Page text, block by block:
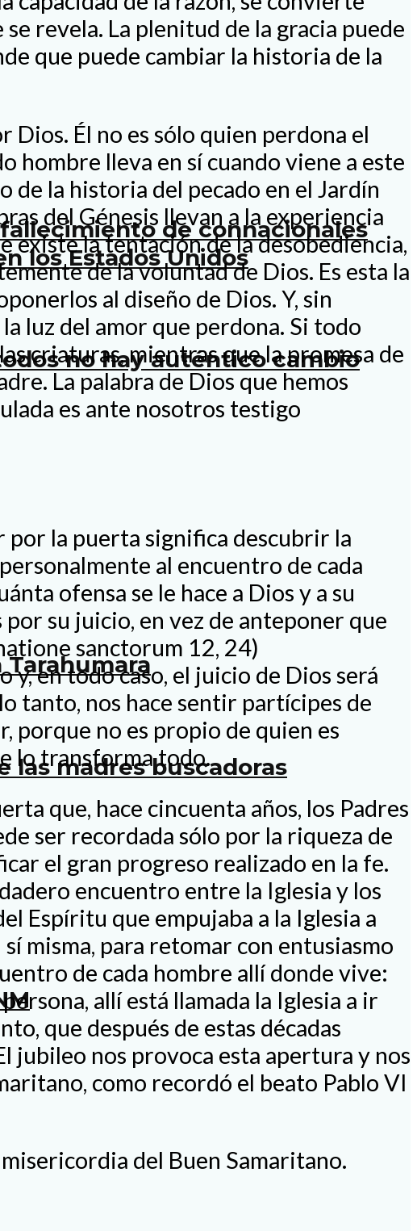
de connacionales
los Estados Unidos
no hay auténtico cambio
las madres buscadoras
revela. La plenitud de la gracia puede
que puede cambiar la historia de la
Dios. Él no es sólo quien perdona el
hombre lleva en sí cuando viene a este
de la historia del pecado en el Jardín
del Génesis llevan a la experiencia
existe la tentación de la desobediencia,
de la voluntad de Dios. Es esta la
al diseño de Dios. Y, sin
luz del amor que perdona. Si todo
criaturas, mientras que la promesa de
La palabra de Dios que hemos
es ante nosotros testigo
por la puerta significa descubrir la
al encuentro de cada
ofensa se le hace a Dios y a su
su juicio, en vez de anteponer que
sanctorum 12, 24)
en todo caso, el juicio de Dios será
tanto, nos hace sentir partícipes de
porque no es propio de quien es
lo transforma todo.
que, hace cincuenta años, los Padres
ser recordada sólo por la riqueza de
el gran progreso realizado en la fe.
encuentro entre la Iglesia y los
Espíritu que empujaba a la Iglesia a
misma, para retomar con entusiasmo
de cada hombre allí donde vive:
allí está llamada la Iglesia a ir
que después de estas décadas
jubileo nos provoca esta apertura y nos
como recordó el beato Pablo VI
del Buen Samaritano.